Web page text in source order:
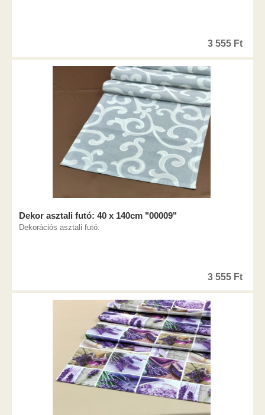
3 555 Ft
Dekor asztali futó: 40 x 140cm "00009"
Dekorációs asztali futó.
3 555 Ft